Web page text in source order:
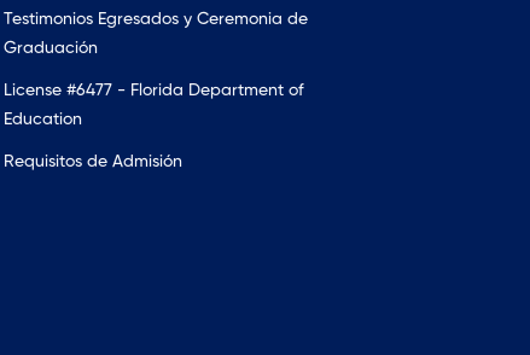
Testimonios Egresados y Ceremonia de
Graduación
License #6477 - Florida Department of
Education
Requisitos de Admisión